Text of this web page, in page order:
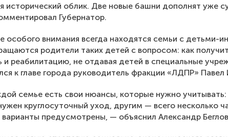
исторический облик. Две новые башни дополнят уже
Губернатор.
особого внимания всегда находятся семьи с детьми-
родители таких детей с вопросом: как
реабилитацию, не отдавая детей в специальные
к главе города руководитель фракции «ЛДПР» Павел
семье есть свои нюансы, которые нужно
круглосуточный уход, другим — всего несколько
варианты предусмотрены, — объяснил Александр